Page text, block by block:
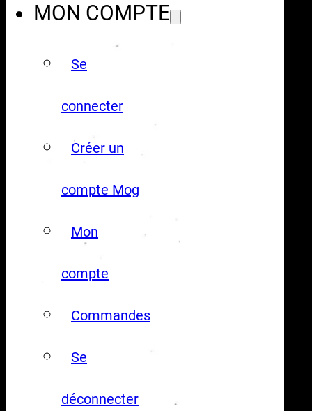
MON COMPTE
Se
connecter
Créer un
compte Mog
Mon
compte
Commandes
Se
déconnecter